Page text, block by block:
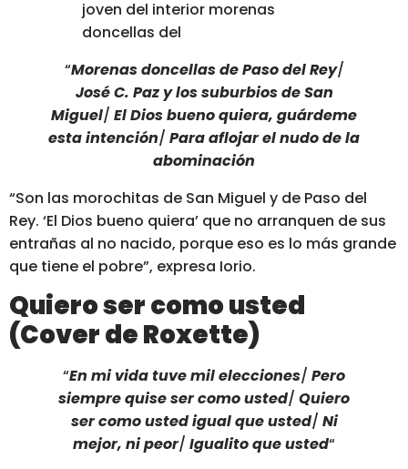
joven del interior morenas
doncellas del
“Morenas doncellas de Paso del Rey/
José C. Paz y los suburbios de San
Miguel/ El Dios bueno quiera, guárdeme
esta intención/ Para aflojar el nudo de la
abominación
“Son las morochitas de San Miguel y de Paso del
Rey. ‘El Dios bueno quiera’ que no arranquen de sus
entrañas al no nacido, porque eso es lo más grande
que tiene el pobre”, expresa Iorio.
Quiero ser como usted
(Cover de Roxette)
“En mi vida tuve mil elecciones/ Pero
siempre quise ser como usted/ Quiero
ser como usted igual que usted/ Ni
mejor, ni peor/ Igualito que usted“